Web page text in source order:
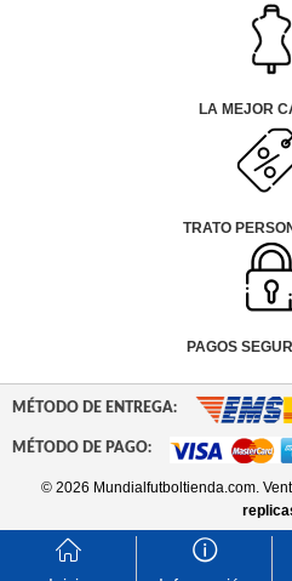
LA MEJOR
TRATO
PAGOS
󰃱 󰈢
MÉTODO DE ENTREGA:
MÉTODO DE PAGO:
© 2026 Mundialfutboltienda.com.